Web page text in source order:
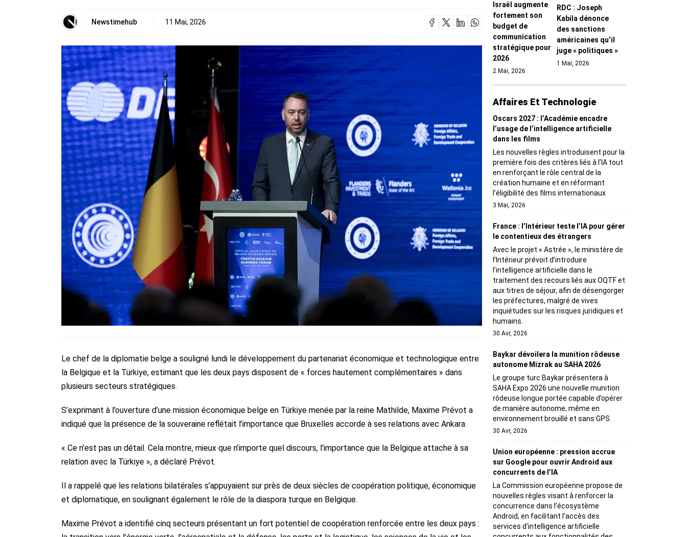
Newstimehub 11 Mai, 2026
Le chef de la diplomatie belge a souligné lundi le développement du partenariat économique et technologique entre
la Belgique et la Türkiye, estimant que les deux pays disposent de « forces hautement complémentaires » dans
plusieurs secteurs stratégiques.
S’exprimant à l’ouverture d’une mission économique belge en Türkiye menée par la reine Mathilde, Maxime Prévot a
indiqué que la présence de la souveraine reflétait l’importance que Bruxelles accorde à ses relations avec Ankara.
« Ce n’est pas un détail. Cela montre, mieux que n’importe quel discours, l’importance que la Belgique attache à sa
relation avec la Türkiye », a déclaré Prévot.
Il a rappelé que les relations bilatérales s’appuyaient sur près de deux siècles de coopération politique, économique
et diplomatique, en soulignant également le rôle de la diaspora turque en Belgique.
Maxime Prévot a identifié cinq secteurs présentant un fort potentiel de coopération renforcée entre les deux pays :
Israël augmente
fortement son
budget de
communication
stratégique pour
2026
2 Mai, 2026
RDC : Joseph
Kabila dénonce
des sanctions
américaines qu’il
juge « politiques »
1 Mai, 2026
Affaires Et Technologie
Oscars 2027 : l’Académie encadre
l’usage de l’intelligence artificielle
dans les films
Les nouvelles règles introduisent pour la
première fois des critères liés à l’IA tout
en renforçant le rôle central de la
création humaine et en réformant
l’éligibilité des films internationaux
3 Mai, 2026
France : l’Intérieur teste l’IA pour gérer
le contentieux des étrangers
Avec le projet « Astrée », le ministère de
l’Intérieur prévoit d’introduire
l’intelligence artificielle dans le
traitement des recours liés aux OQTF et
aux titres de séjour, afin de désengorger
les préfectures, malgré de vives
inquiétudes sur les risques juridiques et
humains.
30 Avr, 2026
Baykar dévoilera la munition rôdeuse
autonome Mizrak au SAHA 2026
Le groupe turc Baykar présentera à
SAHA Expo 2026 une nouvelle munition
rôdeuse longue portée capable d’opérer
de manière autonome, même en
environnement brouillé et sans GPS.
30 Avr, 2026
Union européenne : pression accrue
sur Google pour ouvrir Android aux
concurrents de l’IA
La Commission européenne propose de
nouvelles règles visant à renforcer la
concurrence dans l’écosystème
Android, en facilitant l’accès des
services d’intelligence artificielle